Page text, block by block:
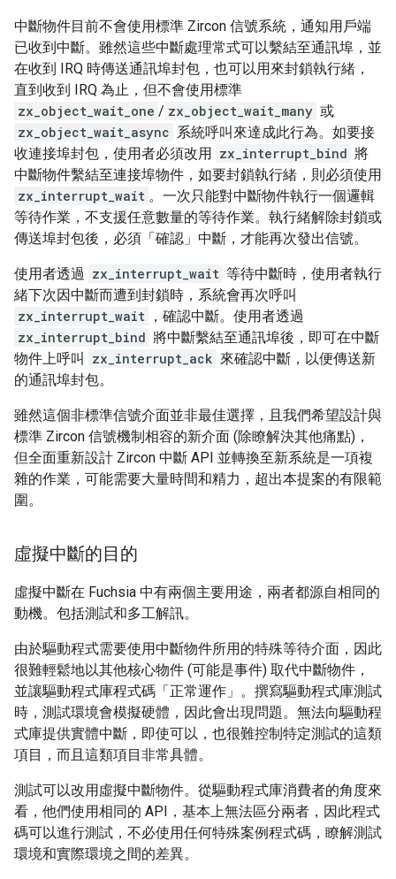
中斷物件目前不會使用標準 Zircon 信號系統，通知用戶端
已收到中斷。雖然這些中斷處理常式可以繫結至通訊埠，並
在收到 IRQ 時傳送通訊埠封包，也可以用來封鎖執行緒，
直到收到 IRQ 為止，但不會使用標準
zx_object_wait_one / zx_object_wait_many 或
zx_object_wait_async 系統呼叫來達成此行為。如要接
收連接埠封包，使用者必須改用 zx_interrupt_bind 將
中斷物件繫結至連接埠物件，如要封鎖執行緒，則必須使用
zx_interrupt_wait 。一次只能對中斷物件執行一個邏輯
等待作業，不支援任意數量的等待作業。執行緒解除封鎖或
傳送埠封包後，必須「確認」中斷，才能再次發出信號。
使用者透過 zx_interrupt_wait 等待中斷時，使用者執行
緒下次因中斷而遭到封鎖時，系統會再次呼叫
zx_interrupt_wait ，確認中斷。使用者透過
zx_interrupt_bind 將中斷繫結至通訊埠後，即可在中斷
物件上呼叫
zx_interrupt_ack 來確認中斷，以便傳送新
的通訊埠封包。
雖然這個非標準信號介面並非最佳選擇，且我們希望設計與
標準 Zircon 信號機制相容的新介面 (除瞭解決其他痛點)，
但全面重新設計 Zircon 中斷 API 並轉換至新系統是一項複
雜的作業，可能需要大量時間和精力，超出本提案的有限範
圍。
虛擬中斷的目的
虛擬中斷在 Fuchsia 中有兩個主要用途，兩者都源自相同的
動機。包括測試和多工解訊。
由於驅動程式需要使用中斷物件所用的特殊等待介面，因此
很難輕鬆地以其他核心物件 (可能是事件) 取代中斷物件，
並讓驅動程式庫程式碼「正常運作」。撰寫驅動程式庫測試
時，測試環境會模擬硬體，因此會出現問題。無法向驅動程
式庫提供實體中斷，即使可以，也很難控制特定測試的這類
項目，而且這類項目非常具體。
測試可以改用虛擬中斷物件。從驅動程式庫消費者的角度來
看，他們使用相同的 API，基本上無法區分兩者，因此程式
碼可以進行測試，不必使用任何特殊案例程式碼，瞭解測試
環境和實際環境之間的差異。